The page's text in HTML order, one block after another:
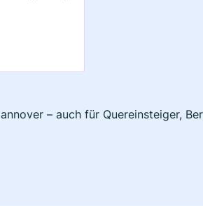
– auch für Quereinsteiger,